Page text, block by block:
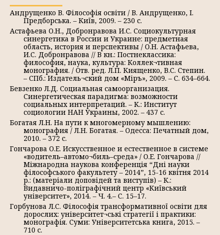
Андрущенко В. Філософія освіти / В. Андрущенко, І.
Предборська. – Київ, 2009. – 230 с.
Астафьева О.Н., Добронравова И.С. Социокультурная
синергетика в России и Украине: предметная
область, история и перспективы / О.Н. Астафьева,
И.С. Добронравова // В кн.: Постнеклассика:
философия, наука, культура: Коллек¬тивная
монография. / Отв. ред. Л.П. Киященко, В.С. Степин.
– СПб.: Издатель¬ский дом «Міръ», 2009. – С. 634–664.
Бевзенко Л.Д. Социальная самоорганизация.
Синергетическая парадигма: возможности
социальных интерпретаций. – К.: Институт
социологии НАН Украины, 2002. – 437 с.
Богатая Л.Н. На пути к многомерному мышлению:
монография / Л.Н. Богатая. – Одесса: Печатный дом,
2010. – 372 с.
Гончарова О.Е. Искусственное и естественное в системе
«водитель–автомо¬биль–среда» / О.Е. Гончарова //
Міжнародна наукова конференція “Дні науки
філософського факультету – 2014”, 15-16 квітня 2014
р.: (матеріали доповідей та виступів) – К.:
Видавничо-поліграфічний центр «Київський
університет», 2014. – Ч. 4.– С. 15–17.
Горбунова Л.С. Філософія трансформативної освіти для
дорослих: університет¬ські стратегії і практики:
монографія. Суми: Університетська книга, 2015. –
710 с.